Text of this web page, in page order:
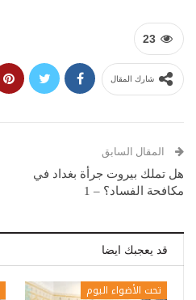
23
شارك المقال
المقال السابق
هل تملك بيروت جرأة بغداد في
مكافحة الفساد؟ – 1
قد يعجبك ايضا
تحت الأضواء اليوم